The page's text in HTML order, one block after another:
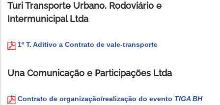
Turi Transporte Urbano, Rodoviário e
Intermunicipal Ltda
1º T. Aditivo a Contrato de vale-transporte
Una Comunicação e Participações Ltda
Contrato de organização/realização do evento TIGA BH